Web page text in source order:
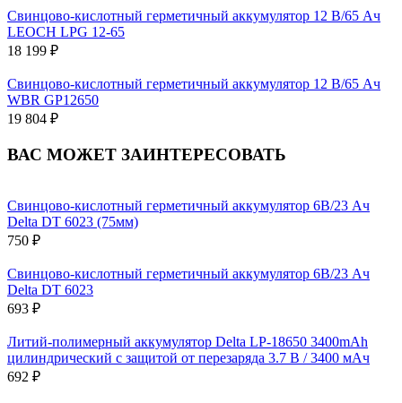
Свинцово-кислотный герметичный аккумулятор 12 В/65 Ач
LEOCH LPG 12-65
18 199 ₽
Свинцово-кислотный герметичный аккумулятор 12 В/65 Ач
WBR GP12650
19 804 ₽
ВАС МОЖЕТ ЗАИНТЕРЕСОВАТЬ
Свинцово-кислотный герметичный аккумулятор 6В/23 Ач
Delta DT 6023 (75мм)
750 ₽
Свинцово-кислотный герметичный аккумулятор 6В/23 Ач
Delta DT 6023
693 ₽
Литий-полимерный аккумулятор Delta LP-18650 3400mAh
цилиндрический с защитой от перезаряда 3.7 В / 3400 мАч
692 ₽